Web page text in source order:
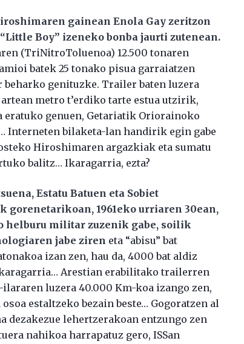
gainean Enola Gay zeritzon
Boy” izeneko bonba jaurti zutenean.
(TriNitroToluenoa) 12.500 tonaren
batek 25 tonako pisua garraiatzen
genituzke. Trailer baten luzera
metro t’erdiko tarte estua utzirik,
genuen, Getariatik Oriorainoko
Interneten bilaketa-lan handirik egin gabe
Hiroshimaren argazkiak eta sumatu
balitz… Ikaragarria, ezta?
Estatu Batuen eta Sobiet
gorenetarikoan, 1961eko urriaren 30ean,
helburu militar zuzenik gabe, soilik
jabe ziren eta “abisu” bat
izan zen, hau da, 4000 bat aldiz
Arestian erabilitako trailerren
luzera 40.000 Km-koa izango zen,
estaltzeko bezain beste… Gogoratzen al
dezakezue lehertzerakoan entzungo zen
nahikoa harrapatuz gero, ISSan